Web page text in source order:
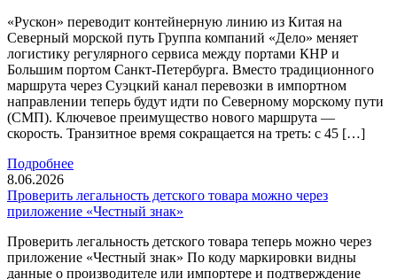
«Рускон» переводит контейнерную линию из Китая на
Северный морской путь Группа компаний «Дело» меняет
логистику регулярного сервиса между портами КНР и
Большим портом Санкт-Петербурга. Вместо традиционного
маршрута через Суэцкий канал перевозки в импортном
направлении теперь будут идти по Северному морскому пути
(СМП). Ключевое преимущество нового маршрута —
скорость. Транзитное время сокращается на треть: с 45 […]
Подробнее
8.06.2026
Проверить легальность детского товара можно через
приложение «Честный знак»
Проверить легальность детского товара теперь можно через
приложение «Честный знак» По коду маркировки видны
данные о производителе или импортере и подтверждение